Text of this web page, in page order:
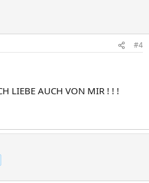
#4
LIEBE AUCH VON MIR ! ! !